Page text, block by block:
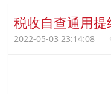
税收自查通用提
2022-05-03 23:14:08